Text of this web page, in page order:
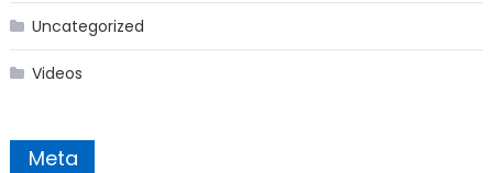
Uncategorized
Videos
Meta